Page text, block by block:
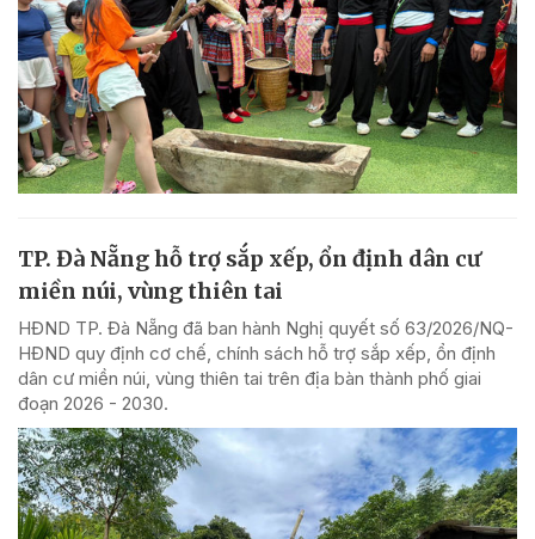
TP. Đà Nẵng hỗ trợ sắp xếp, ổn định dân cư
miền núi, vùng thiên tai
HĐND TP. Đà Nẵng đã ban hành Nghị quyết số 63/2026/NQ-
HĐND quy định cơ chế, chính sách hỗ trợ sắp xếp, ổn định
dân cư miền núi, vùng thiên tai trên địa bàn thành phố giai
đoạn 2026 - 2030.